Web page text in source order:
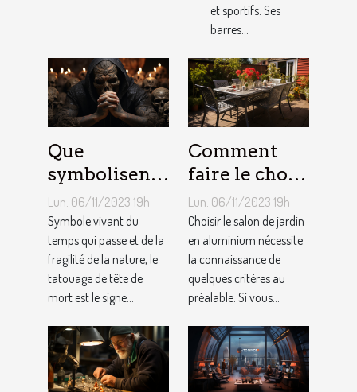
et sportifs. Ses
barres...
Que
symbolisent
les Tatouages
Têtes de
Mort ?
Lun. 06/11/2023 19h
Symbole vivant du
temps qui passe et de la
fragilité de la nature, le
tatouage de tête de
mort est le signe...
Comment
faire le choix
d’un salon de
jardin en
aluminium ?
Lun. 06/11/2023 19h
Choisir le salon de jardin
en aluminium nécessite
la connaissance de
quelques critères au
préalable. Si vous...